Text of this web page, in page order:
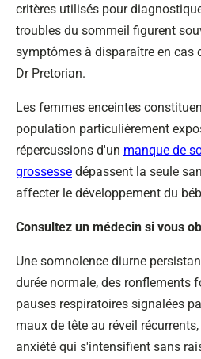
critères utilisés pour
troubles du sommeil figurent
symptômes à disparaître en cas
Dr Pretorian.
Les femmes enceintes
population particulièrement
répercussions d'un manque de
grossesse dépassent la seule
affecter le développement du
Consultez un médecin si vous
Une somnolence diurne
durée normale, des ronflements
pauses respiratoires signalées
maux de tête au réveil
anxiété qui s'intensifient sans